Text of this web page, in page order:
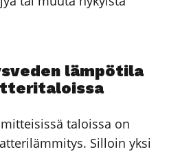
läm­pö­ti­la
talois­sa on
Sil­loin yksi